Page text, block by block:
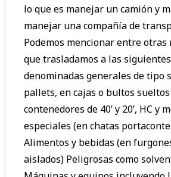
lo que es manejar un camión y
manejar una compañía de
Podemos mencionar entre otras
que trasladamos a las
denominadas generales de tipo
pallets, en cajas o bultos
contenedores de 40’ y 20’, HC y
especiales (en chatas
Alimentos y bebidas (en
aislados) Peligrosas como